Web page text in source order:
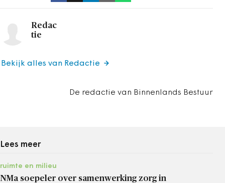
Redac
tie
De redactie van Binnenlands Bestuur
Bekijk alles van Redactie
Lees meer
ruimte en milieu
NMa soepeler over samenwerking zorg in